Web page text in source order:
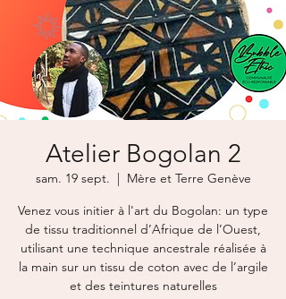
Atelier Bogolan 2
sam. 19 sept.
  |
Mère et Terre Genève
Venez vous initier à l'art du Bogolan: un type
de tissu traditionnel d’Afrique de l’Ouest,
utilisant une technique ancestrale réalisée à
la main sur un tissu de coton avec de l’argile
et des teintures naturelles